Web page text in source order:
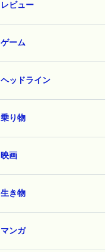
レビュー
ゲーム
ヘッドライン
乗り物
映画
生き物
マンガ